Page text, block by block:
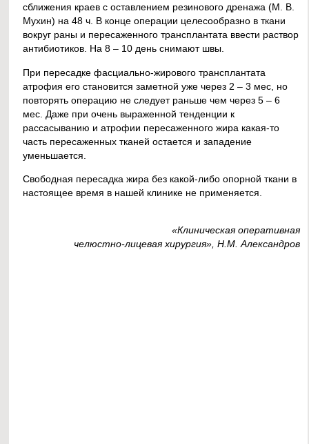
сближения краев с оставлением резинового дренажа (М. В.
Мухин) на 48 ч. В конце операции целесообразно в ткани
вокруг раны и пересаженного трансплантата ввести раствор
антибиотиков. На 8 – 10 день снимают швы.
При пересадке фасциально-жирового трансплантата
атрофия его становится заметной уже через 2 – 3 мес, но
повторять операцию не следует раньше чем через 5 – 6
мес. Даже при очень выраженной тенденции к
рассасыванию и атрофии пересаженного жира какая-то
часть пересаженных тканей остается и западение
уменьшается.
Свободная пересадка жира без какой-либо опорной ткани в
настоящее время в нашей клинике не применяется.
«Клиническая оперативная
челюстно-лицевая хирургия», Н.М. Александров